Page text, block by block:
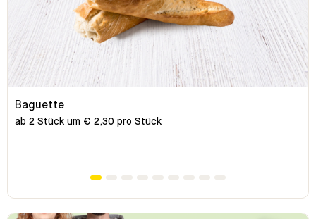
Baguette
ab 2 Stück um € 2,30 pro Stück